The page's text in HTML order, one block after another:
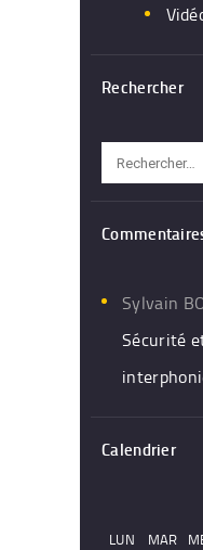
Rechercher
Sylvain
Sécurité
Calendrier
LUN
MAR